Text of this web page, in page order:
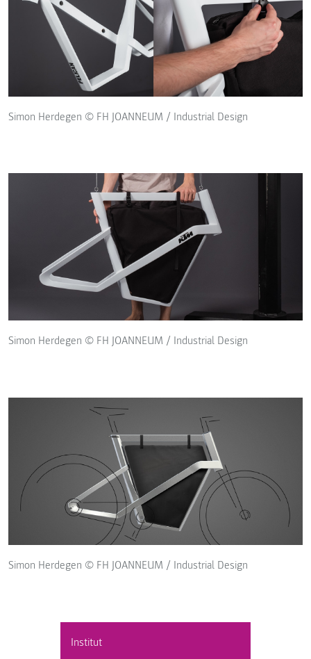
Institut
Simon Herdegen © FH JOANNEUM / Industrial Design
Simon Herdegen © FH JOANNEUM / Industrial Design
Simon Herdegen © FH JOANNEUM / Industrial Design